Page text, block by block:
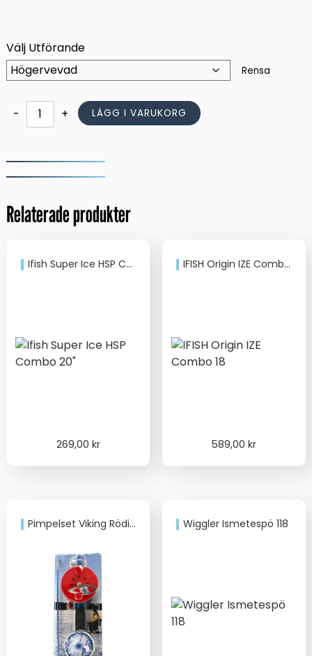
Välj Utförande
Rensa
-
Gäddmete
mängd
+ LÄGG I VARUKORG
Relaterade produkter
Ifish Super Ice HSP Combo 20″
269,00 kr
IFISH Origin IZE Combo 18
589,00kr
Pimpelset Viking Röding Wiggler Ismetespö 118